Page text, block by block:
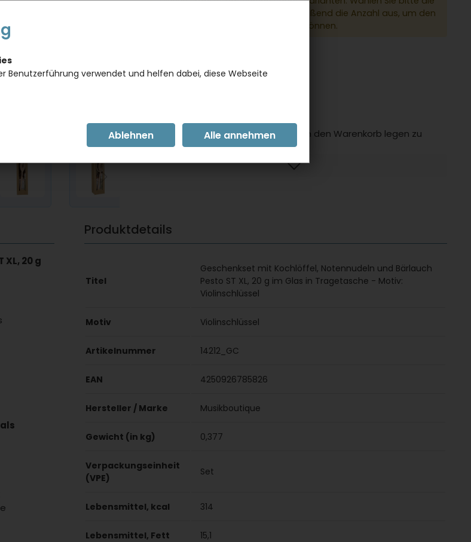
gewünschte Variante und anschließend die Anzahl aus, um den
Artikel in den Warenkorb legen zu können.
inkl. 19 % MwSt. zzgl.Versandkosten
Bitte loggen Sie sich ein um Artikel in den Warenkorb legen zu
können.
20 g
Produktdetails
Titel
Geschenkset mit Kochlöffel, Notennudeln und Bärlauch
Pesto ST XL, 20 g im Glas in Tragetasche - Motiv:
Violinschlüssel
Motiv Violinschlüssel
Artikelnummer 14212_GC
EAN 4250926785826
Hersteller / Marke Musikboutique
Gewicht (in kg) 0,377
Verpackungseinheit
(VPE)
Set
Lebensmittel, kcal 314
Lebensmittel, Fett 15,1
Benutzerführung verwendet und helfen dabei, diese Webseite